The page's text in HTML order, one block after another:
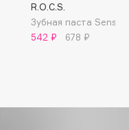
R.O.C.S.
Зубная паста
542 ₽
678 ₽